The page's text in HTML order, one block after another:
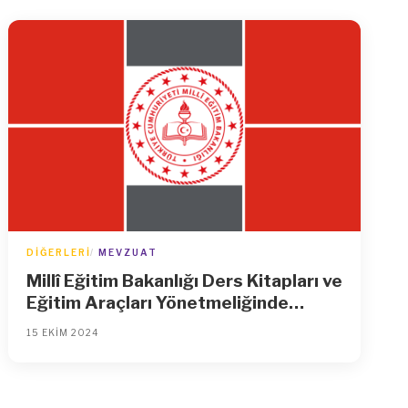
DIĞERLERI MEVZUAT
Millî Eğitim Bakanlığı Ders Kitapları ve
Eğitim Araçları Yönetmeliğinde
Değişiklik Yapılmasına Dair
15 EKIM 2024